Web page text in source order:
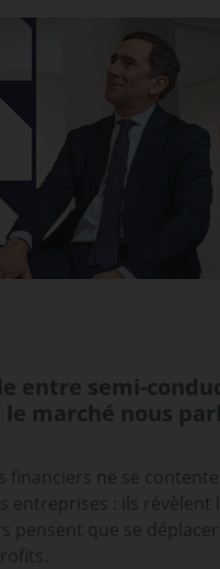
entre semi-
le marché nous
financiers ne se
entreprises : ils révèlent
pensent que se